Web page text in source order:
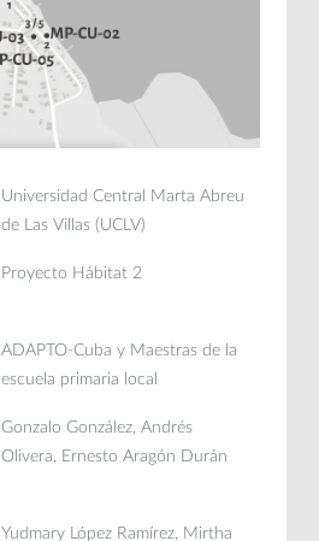
Universidad Central Marta Abreu
de Las Villas (UCLV)
Proyecto Hábitat 2
ADAPTO-Cuba y Maestras de la
escuela primaria local
Gonzalo González, Andrés
Olivera, Ernesto Aragón Durán
Yudmary López Ramírez, Mirtha